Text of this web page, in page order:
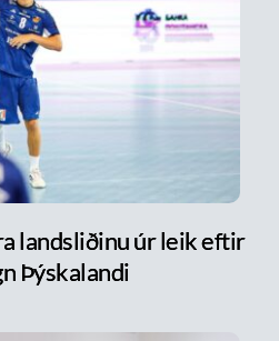
landsliðinu úr leik eftir
Þýskalandi